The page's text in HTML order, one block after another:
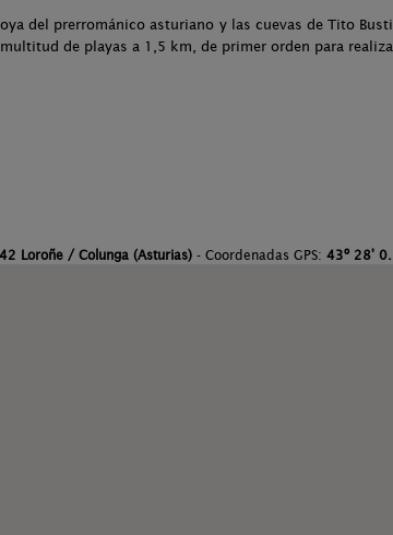
del prerrománico asturiano y las cuevas de Tito
de playas a 1,5 km, de primer orden para
Loroñe / Colunga (Asturias)- Coordenadas GPS: 43º 28'